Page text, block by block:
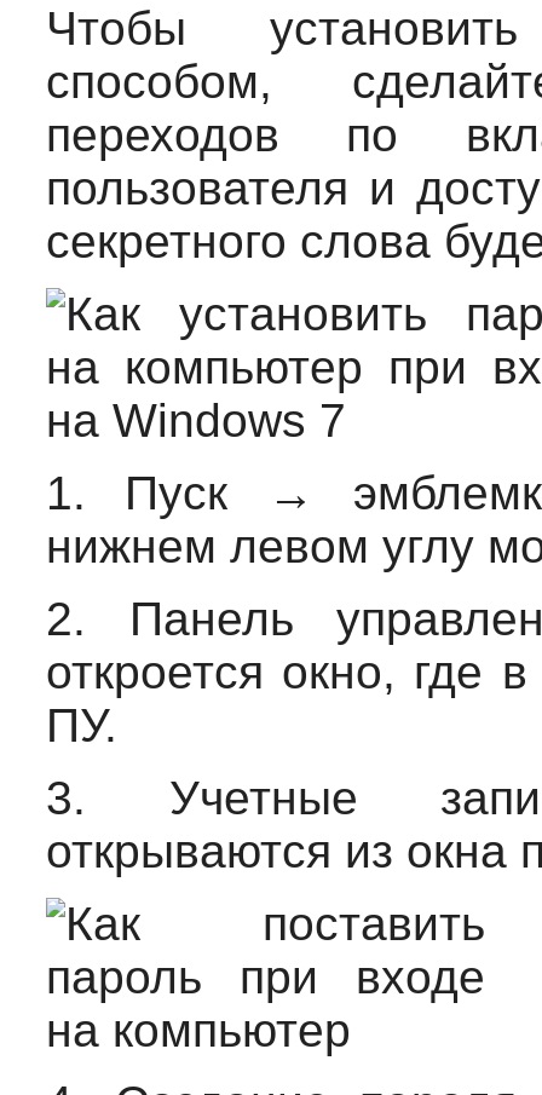
Чтобы
способом,
переходов по
пользователя и
секретного слова
1. Пуск →
нижнем левом углу
2. Панель
откроется окно, где
ПУ.
3. Учетные
открываются из окна